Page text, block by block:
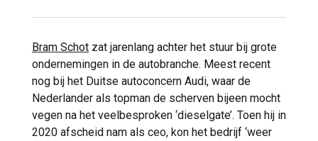
Bram Schot zat jarenlang achter het stuur bij grote
ondernemingen in de autobranche. Meest recent
nog bij het Duitse autoconcern Audi, waar de
Nederlander als topman de scherven bijeen mocht
vegen na het veelbesproken ‘dieselgate’. Toen hij in
2020 afscheid nam als ceo, kon het bedrijf ‘weer